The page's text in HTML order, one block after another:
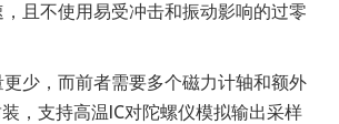
且不使用易受冲击和振动影响的过零
少，而前者需要多个磁力计轴和额外
，支持高温IC对陀螺仪模拟输出采样